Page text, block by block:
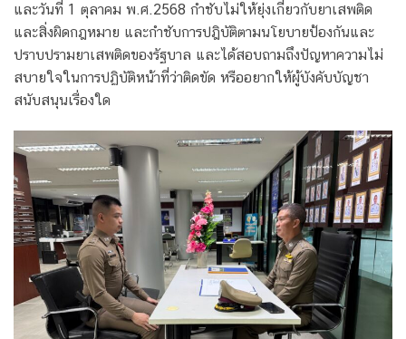
และวันที่ 1 ตุลาคม พ.ศ.2568 กำชับไม่ให้ยุ่งเกี่ยวกับยาเสพติด
และสิ่งผิดกฎหมาย และกำชับการปฎิบัติตามนโยบายป้องกันและ
ปราบปรามยาเสพติดของรัฐบาล และได้สอบถามถึงปัญหาความไม่
สบายใจในการปฏิบัติหน้าที่ว่าติดขัด หรืออยากให้ผู้บังคับบัญชา
สนับสนุนเรื่องใด